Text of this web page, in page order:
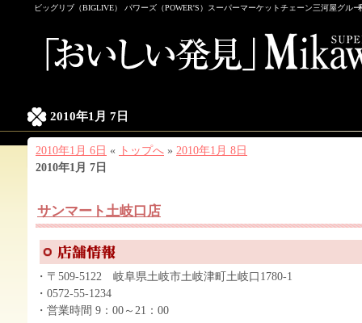
2010年1月 7日
ビッグリブ（BIGLIVE） パワーズ（POWER'S）スーパーマーケットチェーン三河屋グル
2010年1月 6日 « トップへ » 2010年1月 8日
2010年1月 7日
サンマート土岐口店
・〒509-5122 岐阜県土岐市土岐津町土岐口1780-1
・0572-55-1234
・営業時間 9：00～21：00